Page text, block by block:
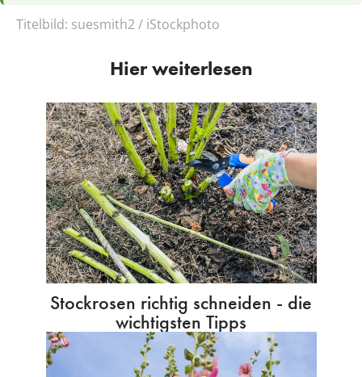
Titelbild: suesmith2 / iStockphoto
Hier weiterlesen
Stockrosen richtig schneiden - die
wichtigsten Tipps